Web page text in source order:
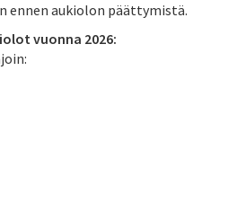
ennen aukiolon päättymistä.
vuonna 2026: